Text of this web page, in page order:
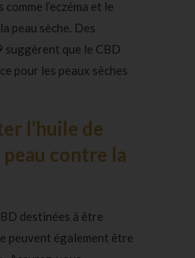
l’eczéma et le
peau sèche. Des
suggèrent que le CBD
pour les peaux sèches
l’huile de
peau contre la
destinées à être
peuvent également être